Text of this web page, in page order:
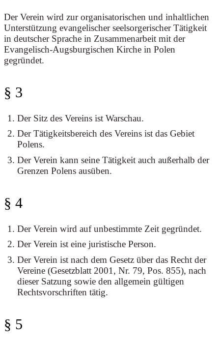
Der Verein wird zur organisatorischen und inhaltlichen
Unterstützung evangelischer seelsorgerischer Tätigkeit
in deutscher Sprache in Zusammenarbeit mit der
Evangelisch-Augsburgischen Kirche in Polen
gegründet.
§ 3
Der Sitz des Vereins ist Warschau.
Der Tätigkeitsbereich des Vereins ist das Gebiet
Polens.
Der Verein kann seine Tätigkeit auch außerhalb der
Grenzen Polens ausüben.
§ 4
Der Verein wird auf unbestimmte Zeit gegründet.
Der Verein ist eine juristische Person.
Der Verein ist nach dem Gesetz über das Recht der
Vereine (Gesetzblatt 2001, Nr. 79, Pos. 855), nach
dieser Satzung sowie den allgemein gültigen
Rechtsvorschriften tätig.
§ 5